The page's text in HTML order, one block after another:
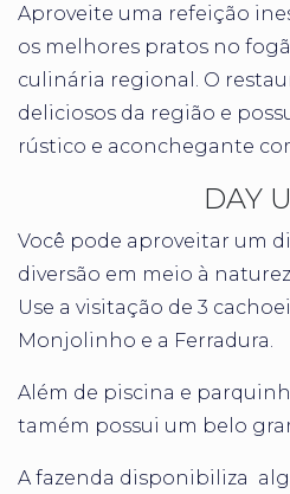
Aproveite uma refeição
os melhores pratos no
culinária regional. O
deliciosos da região e
rústico e aconchegante
DAY
Você pode aproveitar um
diversão em meio à
Use a visitação de 3
Monjolinho e a Ferradura.
Além de piscina e
tamém possui um belo
A fazenda disponibiliza